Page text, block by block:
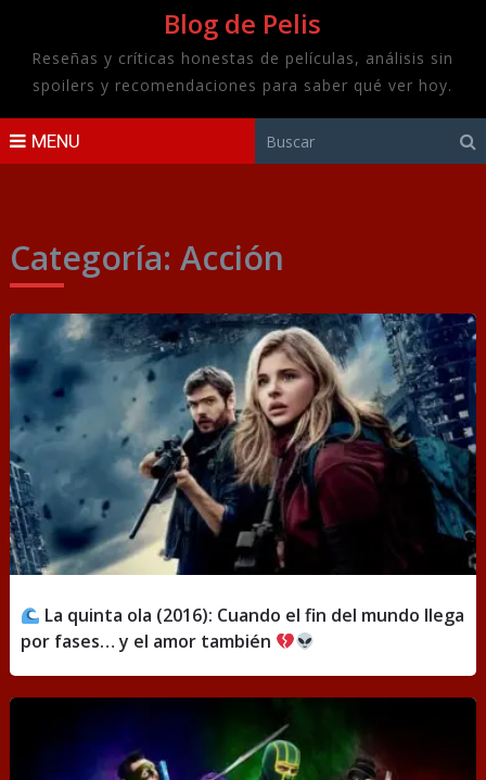
Blog de Pelis
Reseñas y críticas honestas de películas, análisis sin
spoilers y recomendaciones para saber qué ver hoy.
MENU
Categoría: Acción
La quinta ola (2016): Cuando el fin del mundo llega
por fases… y el amor también